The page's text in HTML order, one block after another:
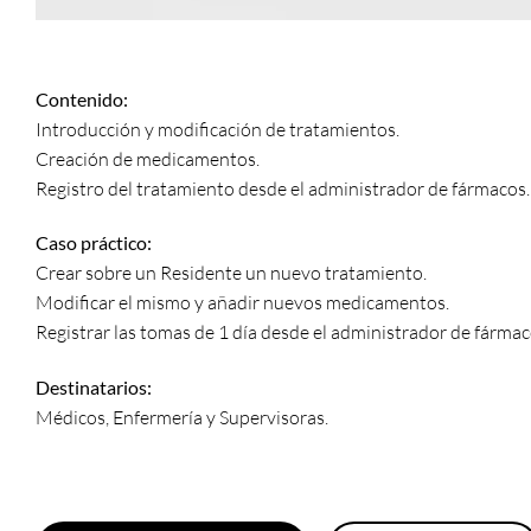
Contenido:
Introducción y modificación de tratamientos.
Creación de medicamentos.
Registro del tratamiento desde el administrador de fármacos.
Caso práctico:
Crear sobre un Residente un nuevo tratamiento.
Modificar el mismo y añadir nuevos medicamentos.
Registrar las tomas de 1 día desde el administrador de
Destinatarios:
Médicos, Enfermería y Supervisoras.